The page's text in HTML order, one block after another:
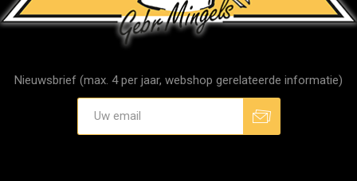
Nieuwsbrief (max. 4 per jaar, webshop gerelateerde informatie)